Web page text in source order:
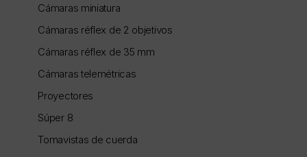
Cámaras miniatura
Cámaras réflex de 2 objetivos
Cámaras réflex de 35 mm
Cámaras telemétricas
Proyectores
Súper 8
Tomavistas de cuerda